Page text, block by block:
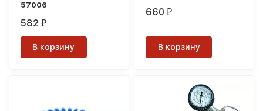
57006
582₽
В корзину
660₽
В корзину